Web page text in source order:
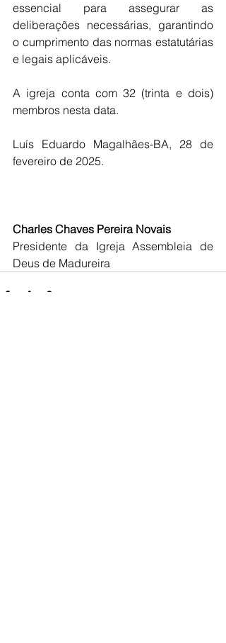
essencial para assegurar as
deliberações necessárias, garantindo
o cumprimento das normas estatutárias
e legais aplicáveis.
A igreja conta com 32 (trinta e dois)
membros nesta data.
Luís Eduardo Magalhães-BA, 28 de
fevereiro de 2025.
Charles Chaves Pereira Novais
Presidente da Igreja Assembleia de
Deus de Madureira